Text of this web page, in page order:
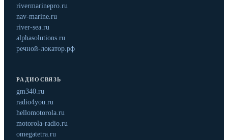
rivermarinepro.ru
nav-marine.ru
river-sea.ru
alphasolutions.ru
речной-локатор.рф
РАДИОСВЯЗЬ
gm340.ru
radio4you.ru
hellomotorola.ru
motorola-radio.ru
omegatetra.ru